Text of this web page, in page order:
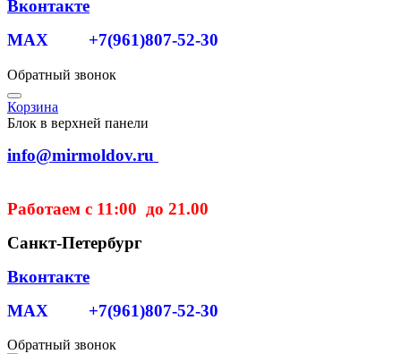
Вконтакте
MAX +7(961)807-52-30
Обратный звонок
Корзина
Блок в верхней панели
info@mirmoldov.ru
Работаем с 11:00 до 21.00
Санкт-Петербург
Вконтакте
MAX +7(961)807-52-30
Обратный звонок